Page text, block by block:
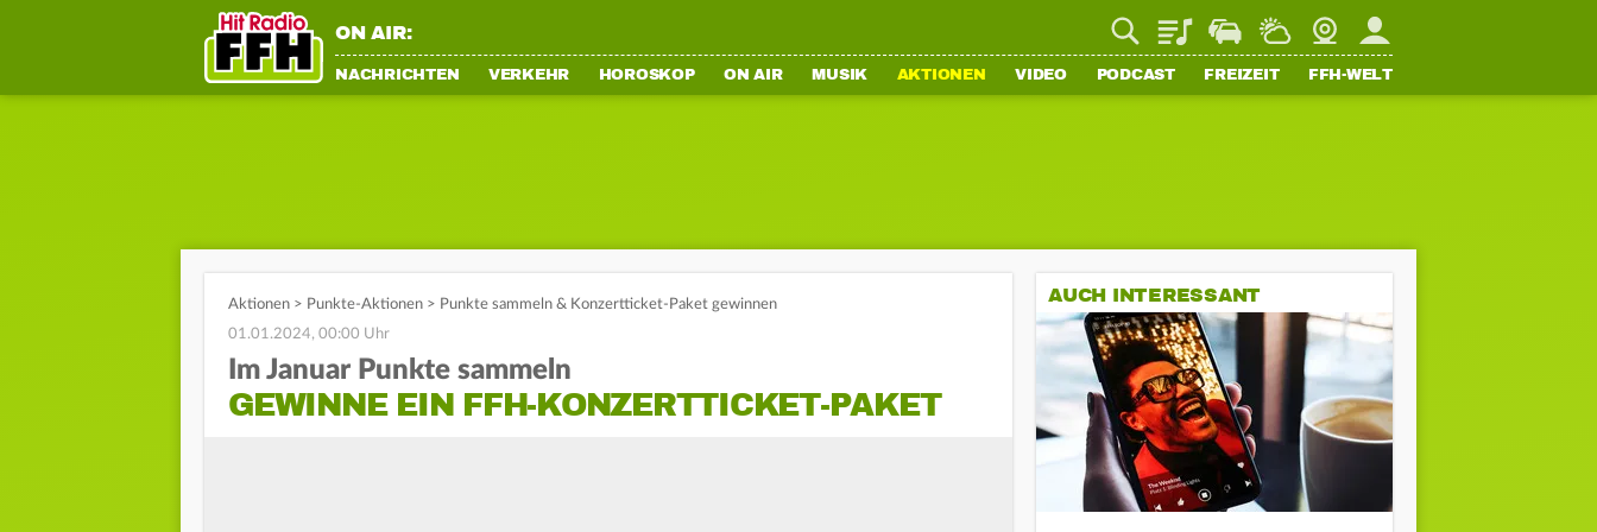
ON AIR: PlaylistStaupilotWetterWebcamMein FFH
NACHRICHTEN VERKEHR HOROSKOP ON AIR MUSIK AKTIONEN VIDEO PODCAST FREIZEIT FFH-WELT
Aktionen > Punkte-Aktionen > Punkte sammeln & Konzertticket-Paket gewinnen
01.01.2024, 00:00 Uhr
Im Januar Punkte sammeln
GEWINNE EIN FFH-KONZERTTICKET-PAKET
AUCH INTERESSANT